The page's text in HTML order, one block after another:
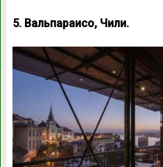
5. Вальпараисо, Чили.